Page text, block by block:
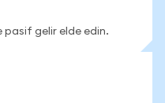
pasif gelir elde edin.